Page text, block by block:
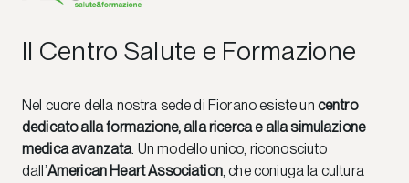
Il Centro Salute e Formazione
Nel cuore della nostra sede di Fiorano esiste un centro
dedicato alla formazione, alla ricerca e alla simulazione
medica avanzata. Un modello unico, riconosciuto
dall’American Heart Association, che coniuga la cultura